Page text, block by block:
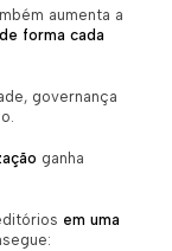
aumenta a
forma cada
governança
ganha
em uma